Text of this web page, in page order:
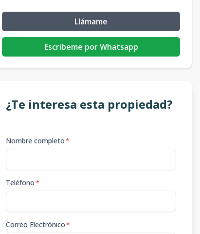
Llámame
Escribeme por Whatsapp
¿Te interesa esta propiedad?
Nombre completo*
Teléfono*
Correo Electrónico*